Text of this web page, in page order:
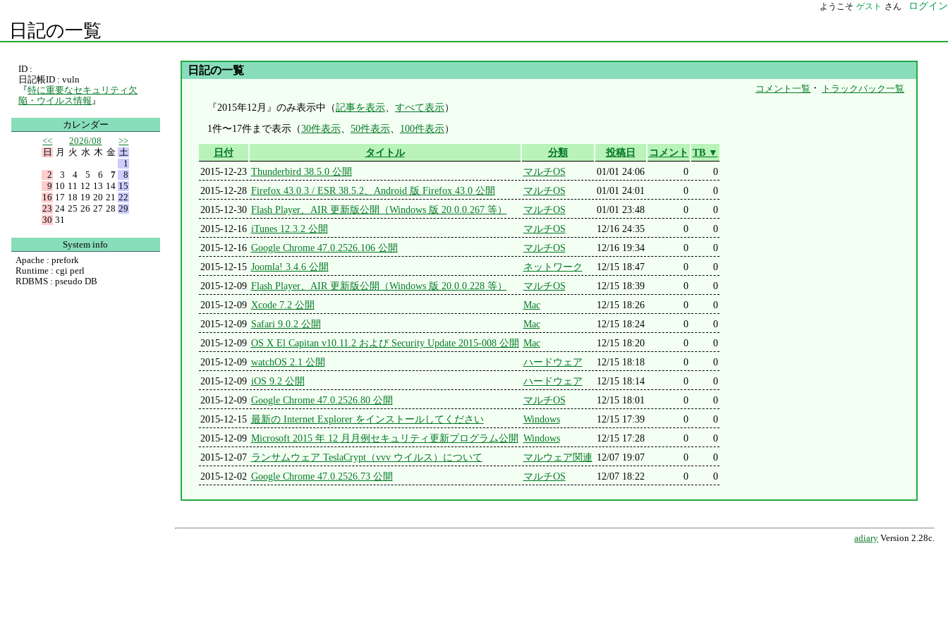
ようこそ ゲスト さん ログイン
日記の一覧
日記の一覧
コメント一覧 ・ トラックバック一覧
『2015年12月』のみ表示中（記事を表示、 すべて表示）
1件〜17件まで表示（30件表示、 50件表示、 100件表示）
日付 タイトル 分類 投稿日 コメント TB ▼
2015-12-23 Thunderbird 38.5.0 公開 マルチOS 01/01 24:06 0
0
2015-12-28 Firefox 43.0.3 / ESR 38.5.2、Android 版 Firefox 43.0 公開 マルチOS 01/01 24:01 0
0
2015-12-30 Flash Player、AIR 更新版公開（Windows 版 20.0.0.267 等） マルチOS 01/01 23:48 0
0
2015-12-16 iTunes 12.3.2 公開 マルチOS 12/16 24:35 0
0
2015-12-16 Google Chrome 47.0.2526.106 公開 マルチOS 12/16 19:34 0
0
2015-12-15 Joomla! 3.4.6 公開 ネットワーク 12/15 18:47 0
0
2015-12-09 Flash Player、AIR 更新版公開（Windows 版 20.0.0.228 等） マルチOS 12/15 18:39 0
0
2015-12-09 Xcode 7.2 公開 Mac 12/15 18:26 0
0
2015-12-09 Safari 9.0.2 公開 Mac 12/15 18:24 0
0
2015-12-09 OS X El Capitan v10.11.2 および Security Update 2015-008 公開 Mac 12/15 18:20 0
0
2015-12-09 watchOS 2.1 公開 ハードウェア 12/15 18:18 0
0
2015-12-09 iOS 9.2 公開 ハードウェア 12/15 18:14 0
0
2015-12-09 Google Chrome 47.0.2526.80 公開 マルチOS 12/15 18:01 0
0
2015-12-15 最新の Internet Explorer をインストールしてください Windows 12/15 17:39 0
0
2015-12-09 Microsoft 2015 年 12 月月例セキュリティ更新プログラム公開 Windows 12/15 17:28 0
0
2015-12-07 ランサムウェア TeslaCrypt（vvv ウイルス）について マルウェア関連 12/07 19:07 0
0
2015-12-02 Google Chrome 47.0.2526.73 公開 マルチOS 12/07 18:22 0 0
adiary Version 2.28c.
ID :
日記帳ID : vuln
『特に重要なセキュリティ欠
陥・ウイルス情報 』
カレンダー
<<
2026/08
>>
日
月 火 水 木 金 土
1
2
3 4 5 6 7
8
9 10 11 12 13 14 15
16 17 18 19 20 21 22
23 24 25 26 27 28 29
30 31
System info
Apache : prefork
Runtime : cgi perl
RDBMS : pseudo DB